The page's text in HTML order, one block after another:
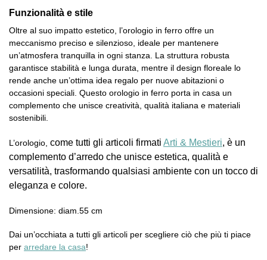
Funzionalità e stile
Oltre al suo impatto estetico, l’orologio in ferro offre un
meccanismo preciso e silenzioso, ideale per mantenere
un’atmosfera tranquilla in ogni stanza. La struttura robusta
garantisce stabilità e lunga durata, mentre il design floreale lo
rende anche un’ottima idea regalo per nuove abitazioni o
occasioni speciali. Questo orologio in ferro porta in casa un
complemento che unisce creatività, qualità italiana e materiali
sostenibili.
L’orologio, come tutti gli articoli firmati Arti & Mestieri, è un
complemento d’arredo che unisce estetica, qualità e
versatilità, trasformando qualsiasi ambiente con un tocco di
eleganza e colore.
Dimensione: diam.55 cm
Dai un’occhiata a tutti gli articoli per scegliere ciò che più ti piace
per arredare la casa!